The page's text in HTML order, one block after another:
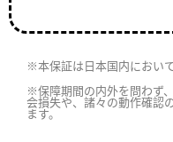
※本保証は日本国内におい
※保障期間の内外を問わず
会損失や、諸々の動作確認
ます。